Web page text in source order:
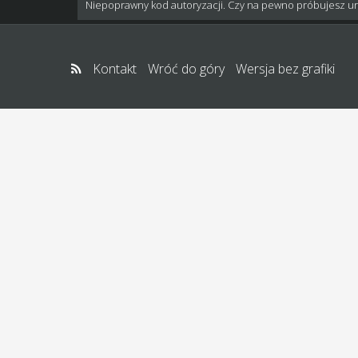
Niepoprawny kod autoryzacji. Czy na pewno próbujesz
Kontakt Wróć do góry Wersja bez grafiki